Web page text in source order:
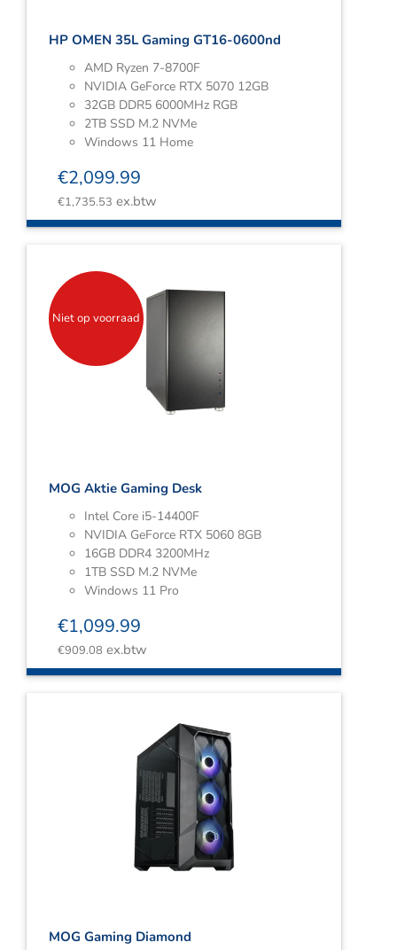
HP OMEN 35L Gaming GT16-0600nd
AMD Ryzen 7-8700F
NVIDIA GeForce RTX 5070 12GB
32GB DDR5 6000MHz RGB
2TB SSD M.2 NVMe
Windows 11 Home
€2,099.99
€1,735.53 ex.btw
Niet op voorraad
MOG Aktie Gaming Desk
Intel Core i5-14400F
NVIDIA GeForce RTX 5060 8GB
16GB DDR4 3200MHz
1TB SSD M.2 NVMe
Windows 11 Pro
€1,099.99
€909.08 ex.btw
MOG Gaming Diamond